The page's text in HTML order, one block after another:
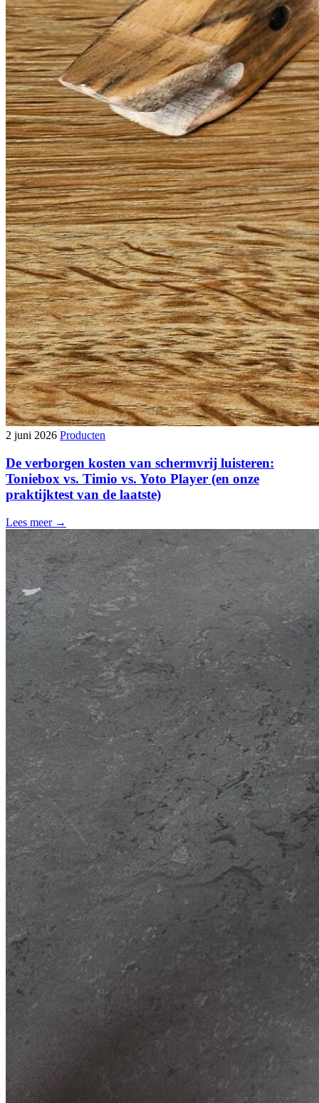
2 juni 2026 Producten
De verborgen kosten van schermvrij luisteren:
Toniebox vs. Timio vs. Yoto Player (en onze
praktijktest van de laatste)
Lees meer →